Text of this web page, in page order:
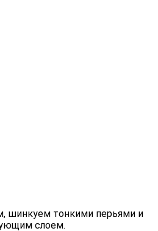
шинкуем тонкими перьями и
слоем.